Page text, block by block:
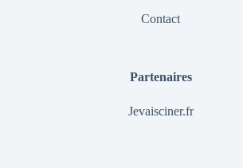
Contact
Partenaires
Jevaisciner.fr